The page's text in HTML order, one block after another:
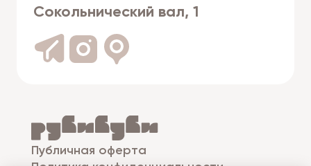
Сокольнический вал, 1
Публичная оферта